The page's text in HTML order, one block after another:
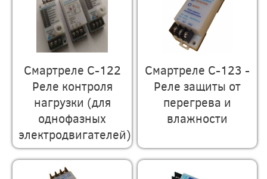
Смартреле С-122
Реле контроля
нагрузки (для
однофазных
электродвигателей)
Смартреле С-123 -
Реле защиты от
перегрева и
влажности